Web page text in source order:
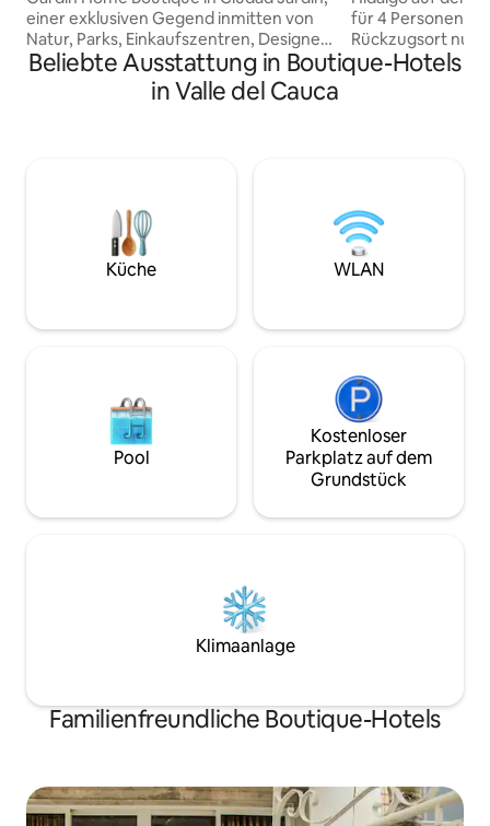
einer exklusiven Gegend inmitten von
Natur, Parks, Einkaufszentren, Designer-
Boutiquen, einer Vielzahl von
Restaurants und privatem
Sicherheitsdienst. Das Zimmer verfügt
Du hast außerdem Zugang zum
Swimmingpool, zum Dampfbad, zum
Coworking-Bereich und zu den Gärten.
Ideal für Paare, kleine Familien und
für 4 Personen Ein natürlicher
Rückzugsort nur
entfernt, ideal für
die sich trennen
entspannen Sie
beheiztem
um
schaffen.
Beliebte Ausstattung in Boutique-Hotels
in Valle del Cauca
Küche WLAN
Pool
Kostenloser
Parkplatz auf dem
Grundstück
Klimaanlage
Familienfreundliche Boutique-Hotels